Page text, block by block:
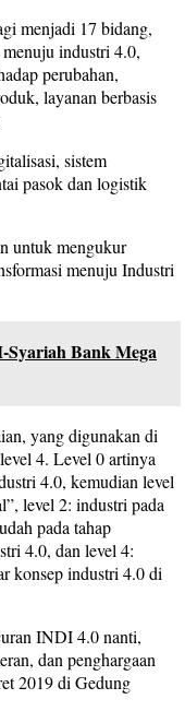
menjadi 17 bidang,
industri 4.0,
perubahan,
layanan berbasis
sistem
pasok dan logistik
untuk mengukur
menuju Industri
Bank Mega
yang digunakan di
4. Level 0 artinya
4.0, kemudian level
level 2: industri pada
pada tahap
4.0, dan level 4:
konsep industri 4.0 di
INDI 4.0 nanti,
dan penghargaan
2019 di Gedung